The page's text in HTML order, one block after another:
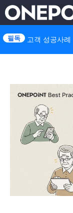
Skip
to
content
고객 성공사례